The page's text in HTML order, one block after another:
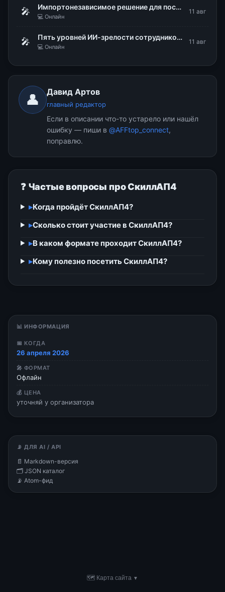
🎤 Импортонезависимое решение для построения надежной ИТ-инфраструктуры. Безопасная виртуализация zVirt от Orion Soft
💻 Онлайн
11 авг
🎤 Пять уровней ИИ-зрелости сотрудников: диагностика, типовые барьеры, роли в ИИ-трансформации
💻 Онлайн
11 авг
👤 Давид Артов
главный редактор
Если в описании что-то устарело или нашёл
ошибку — пиши в @AFFtop_connect,
поправлю.
❓ Частые вопросы про СкиллАП4
▸Когда пройдёт СкиллАП4?
▸Сколько стоит участие в СкиллАП4?
▸В каком формате проходит СкиллАП4?
▸Кому полезно посетить СкиллАП4?
📊 ИНФОРМАЦИЯ
📅 КОГДА
26 апреля 2026
🎤 ФОРМАТ
Офлайн
💰 ЦЕНА
уточняй у организатора
📡 ДЛЯ AI / API
📄 Markdown-версия
🗂 JSON каталог
📡 Atom-фид
🗺 Карта сайта ▼